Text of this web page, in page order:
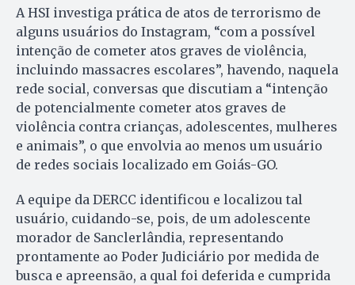
A HSI investiga prática de atos de terrorismo de
alguns usuários do Instagram, “com a possível
intenção de cometer atos graves de violência,
incluindo massacres escolares”, havendo, naquela
rede social, conversas que discutiam a “intenção
de potencialmente cometer atos graves de
violência contra crianças, adolescentes, mulheres
e animais”, o que envolvia ao menos um usuário
de redes sociais localizado em Goiás-GO.
A equipe da DERCC identificou e localizou tal
usuário, cuidando-se, pois, de um adolescente
morador de Sanclerlândia, representando
prontamente ao Poder Judiciário por medida de
busca e apreensão, a qual foi deferida e cumprida